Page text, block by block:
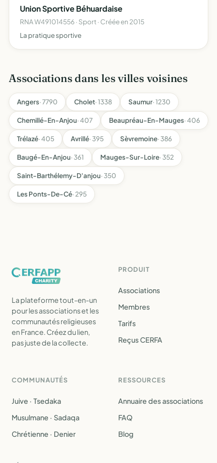
Union Sportive Béhuardaise
RNA W491014556 · Sport · Créée en 2015
La pratique sportive
Associations dans les villes voisines
Angers· 7790 Cholet· 1338 Saumur· 1230
Chemillé-En-Anjou· 407 Beaupréau-En-Mauges· 406
Trélazé· 405 Avrillé· 395 Sèvremoine· 386
Baugé-En-Anjou· 361 Mauges-Sur-Loire· 352
Saint-Barthélemy-D'anjou· 350
Les Ponts-De-Cé· 295
La plateforme tout-en-un
pour les associations et les
communautés religieuses
en France. Créez du lien,
pas juste de la collecte.
PRODUIT
Associations
Membres
Tarifs
Reçus CERFA
COMMUNAUTÉS
Juive · Tsedaka
Musulmane · Sadaqa
Chrétienne · Denier
RESSOURCES
Annuaire des associations
FAQ
Blog